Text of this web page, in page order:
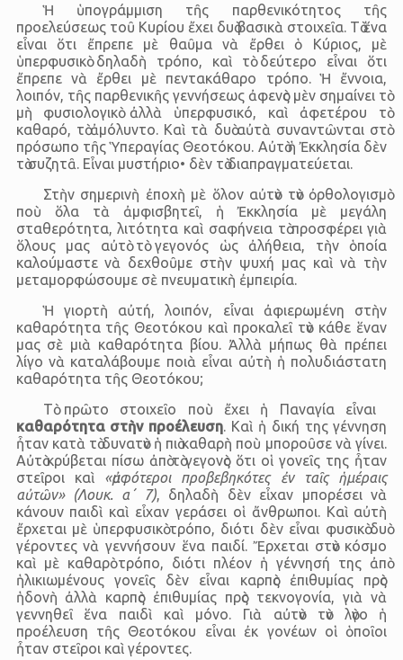
Ἡ ὑπογράμμιση τῆς παρθενικότητος τῆς
προελεύσεως τοῦ Κυρίου ἔχει δυὸ βασικὰ στοιχεῖα. Τὸ ἕνα
εἶναι ὅτι ἔπρεπε μὲ θαῦμα νὰ ἔρθει ὁ Κύριος, μὲ
ὑπερφυσικὸ δηλαδὴ τρόπο, καὶ τὸ δεύτερο εἶναι ὅτι
ἔπρεπε νὰ ἔρθει μὲ πεντακάθαρο τρόπο. Ἡ ἔννοια,
λοιπόν, τῆς παρθενικῆς γεννήσεως ἀφενὸς μὲν σημαίνει τὸ
μὴ φυσιολογικὸ ἀλλὰ ὑπερφυσικό, καὶ ἀφετέρου τὸ
καθαρό, τὸ ἀμόλυντο. Καὶ τὰ δυὸ αὐτὰ συναντῶνται στὸ
πρόσωπο τῆς Ὑπεραγίας Θεοτόκου. Αὐτὸ ἡ Ἐκκλησία δὲν
τὸ συζητᾶ. Εἶναι μυστήριο• δὲν τὸ διαπραγματεύεται.
Στὴν σημερινὴ ἐποχὴ μὲ ὅλον αὐτὸν τὸν ὀρθολογισμὸ
ποὺ ὅλα τὰ ἀμφισβητεῖ, ἡ Ἐκκλησία μὲ μεγάλη
σταθερότητα, λιτότητα καὶ σαφήνεια τὸ προσφέρει γιὰ
ὅλους μας αὐτὸ τὸ γεγονός ὡς ἀλήθεια, τὴν ὁποία
καλούμαστε νὰ δεχθοῦμε στὴν ψυχή μας καὶ νὰ τὴν
μεταμορφώσουμε σὲ πνευματικὴ ἐμπειρία.
Ἡ γιορτὴ αὐτή, λοιπόν, εἶναι ἀφιερωμένη στὴν
καθαρότητα τῆς Θεοτόκου καὶ προκαλεῖ τὸν κάθε ἕναν
μας σὲ μιὰ καθαρότητα βίου. Ἀλλὰ μήπως θὰ πρέπει
λίγο νὰ καταλάβουμε ποιὰ εἶναι αὐτὴ ἡ πολυδιάστατη
καθαρότητα τῆς Θεοτόκου;
Τὸ πρῶτο στοιχεῖο ποὺ ἔχει ἡ Παναγία εἶναι
καθαρότητα στὴν προέλευση. Καὶ ἡ δική της γέννηση
ἦταν κατὰ τὸ δυνατὸν ἡ πιὸ καθαρὴ ποὺ μποροῦσε νὰ γίνει.
Αὐτὸ κρύβεται πίσω ἀπὸ τὸ γεγονὸς ὅτι οἱ γονεῖς της ἦταν
στεῖροι καὶ «ἀμφότεροι προβεβηκότες ἐν ταῖς ἡμέραις
αὐτῶν»
(Λουκ. α΄ 7), δηλαδὴ δὲν εἶχαν μπορέσει νὰ
κάνουν παιδὶ καὶ εἶχαν γεράσει οἱ ἄνθρωποι. Καὶ αὐτὴ
ἔρχεται μὲ ὑπερφυσικὸ τρόπο, διότι δὲν εἶναι φυσικὸ δυὸ
γέροντες νὰ γεννήσουν ἕνα παιδί. Ἔρχεται στὸν κόσμο
καὶ μὲ καθαρὸ τρόπο, διότι πλέον ἡ γέννησή της ἀπὸ
ἡλικιωμένους γονεῖς δὲν εἶναι καρπὸς ἐπιθυμίας πρὸς
ἡδονὴ ἀλλὰ καρπὸς ἐπιθυμίας πρὸς τεκνογονία, γιὰ νὰ
γεννηθεῖ ἕνα παιδὶ καὶ μόνο. Γιὰ αὐτὸν τὸν λὸγο ἡ
προέλευση τῆς Θεοτόκου εἶναι ἐκ γονέων οἱ ὁποῖοι
ἦταν στεῖροι καὶ γέροντες.